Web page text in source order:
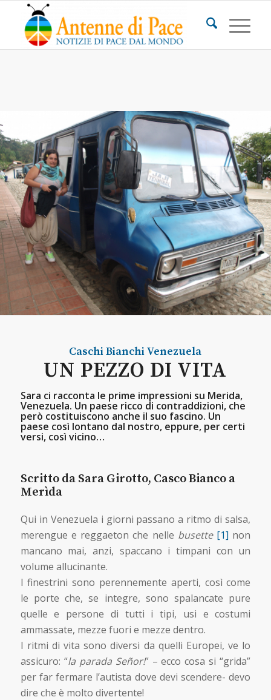
Caschi BianchiVenezuela
UN PEZZO DI VITA
Sara ci racconta le prime impressioni su Merida,
Venezuela. Un paese ricco di contraddizioni, che
però costituiscono anche il suo fascino. Un
paese così lontano dal nostro, eppure, per certi
versi, così vicino…
Scritto da Sara Girotto, Casco Bianco a
Merìda
Qui in Venezuela i giorni passano a ritmo di salsa,
merengue e reggaeton che nelle busette [1] non
mancano mai, anzi, spaccano i timpani con un
volume allucinante.
I finestrini sono perennemente aperti, così come
le porte che, se integre, sono spalancate pure
quelle e persone di tutti i tipi, usi e costumi
ammassate, mezze fuori e mezze dentro.
I ritmi di vita sono diversi da quelli Europei, ve lo
assicuro: “la parada Señor!” – ecco cosa si “grida”
per far fermare l’autista dove devi scendere- devo
dire che è molto divertente!